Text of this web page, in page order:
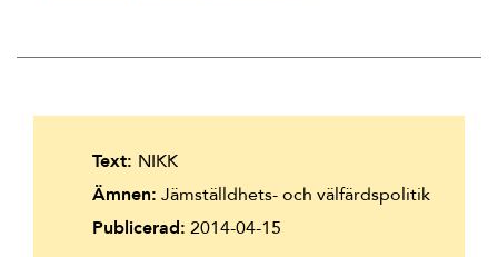
Text: NIKK
Ämnen: Jämställdhets- och välfärdspolitik
Publicerad: 2014-04-15